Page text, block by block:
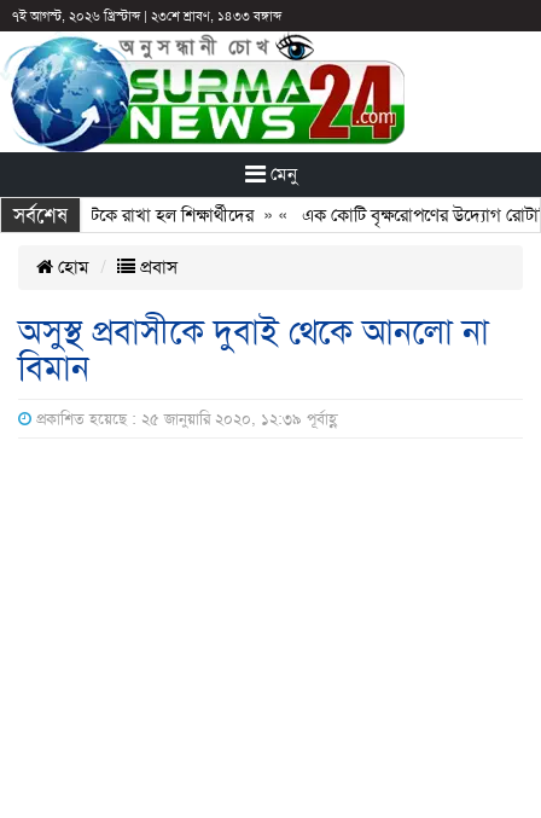
৭ই আগস্ট, ২০২৬ খ্রিস্টাব্দ| ২৩শে শ্রাবণ, ১৪৩৩ বঙ্গাব্দ
মেনু
সর্বশেষ
পরও আটকে রাখা হল শিক্ষার্থীদের» « এক কোটি বৃক্ষরোপণের উদ্যোগ রোটারি
হোম প্রবাস
অসুস্থ প্রবাসীকে দুবাই থেকে আনলো না
বিমান
প্রকাশিত হয়েছে : ২৫ জানুয়ারি ২০২০, ১২:৩৯ পূর্বাহ্ণ